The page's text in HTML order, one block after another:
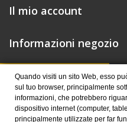
© 2026 Publiworld s.a.s.
Il mio account
Informazioni negozio
Controlla la tua privacy
Quando visiti un sito Web, esso
sul tuo browser, principalmente
informazioni, che potrebbero
dispositivo internet (computer,
principalmente utilizzate per far